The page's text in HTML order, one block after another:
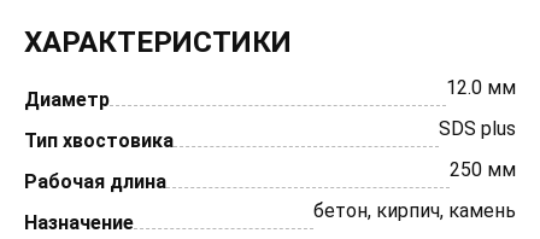
ХАРАКТЕРИСТИКИ
Диаметр
12.0 мм
Тип хвостовика
SDS plus
Рабочая длина
250 мм
Назначение
бетон, кирпич, камень